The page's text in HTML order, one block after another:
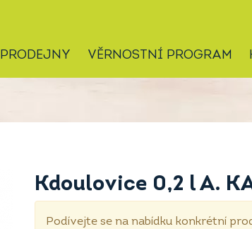
PRODEJNY VĚRNOSTNÍ PROGRAM
Kdoulovice 0,2 l A.
Podívejte se na nabídku konkrétní